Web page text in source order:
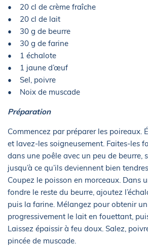
• 20 cl de crème fraîche
• 20 cl de lait
• 30 g de beurre
• 30 g de farine
• 1 échalote
• 1 jaune d’œuf
• Sel, poivre
• Noix de muscade
Préparation
Commencez par préparer les poireaux.
et lavez-les soigneusement. Faites-les
dans une poêle avec un peu de beurre,
jusqu’à ce qu’ils deviennent bien
Coupez le poisson en morceaux. Dans
fondre le reste du beurre, ajoutez
puis la farine. Mélangez pour obtenir
progressivement le lait en fouettant,
Laissez épaissir à feu doux. Salez,
pincée de muscade.